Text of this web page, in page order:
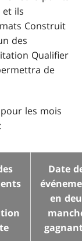
et ils
Construit
des
Qualifier
de
les mois
Date
en